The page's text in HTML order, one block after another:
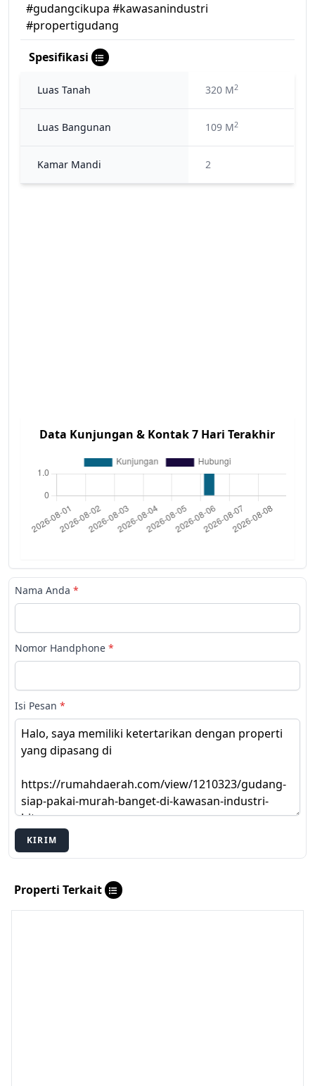
#gudangcikupa #kawasanindustri
#propertigudang
Spesifikasi
Luas Tanah 320 M2
Luas Bangunan 109 M2
Kamar Mandi 2
Data Kunjungan & Kontak 7 Hari Terakhir
Nama Anda *
Nomor Handphone *
Isi Pesan *
KIRIM
Properti Terkait